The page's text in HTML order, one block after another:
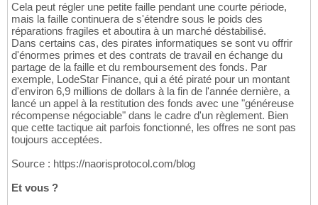
Cela peut régler une petite faille pendant une courte période,
mais la faille continuera de s'étendre sous le poids des
réparations fragiles et aboutira à un marché déstabilisé.
Dans certains cas, des pirates informatiques se sont vu offrir
d'énormes primes et des contrats de travail en échange du
partage de la faille et du remboursement des fonds. Par
exemple, LodeStar Finance, qui a été piraté pour un montant
d'environ 6,9 millions de dollars à la fin de l'année dernière, a
lancé un appel à la restitution des fonds avec une "généreuse
récompense négociable" dans le cadre d'un règlement. Bien
que cette tactique ait parfois fonctionné, les offres ne sont pas
toujours acceptées.
Source : https://naorisprotocol.com/blog
Et vous ?